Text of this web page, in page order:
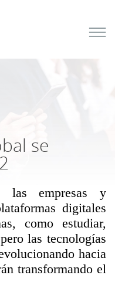
se
las empresas y
digitales
como estudiar,
las tecnologías
hacia
transformando el